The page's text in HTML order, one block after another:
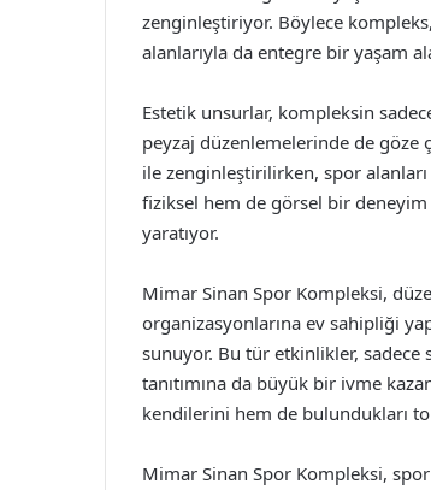
zenginleştiriyor. Böylece
alanlarıyla da entegre bir yaşam
Estetik unsurlar, kompleksin
peyzaj düzenlemelerinde de göze
ile zenginleştirilirken, spor
fiziksel hem de görsel bir
yaratıyor.
Mimar Sinan Spor Kompleksi,
organizasyonlarına ev sahipliği
sunuyor. Bu tür etkinlikler, sadece
tanıtımına da büyük bir ivme
kendilerini hem de bulundukları
Mimar Sinan Spor Kompleksi,